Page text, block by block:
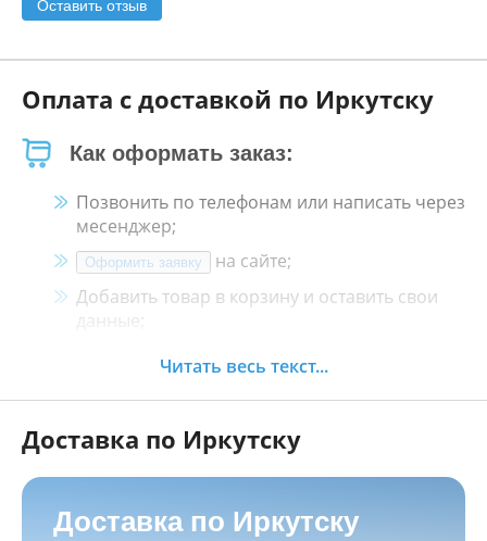
Оставить отзыв
Оплата с доставкой по Иркутску
Как оформать заказ:
Позвонить по телефонам или написать через
месенджер;
Оформить заявку
на сайте;
Добавить товар в корзину и оставить свои
данные;
Менеджер свяжется с Вами в течение 30
Как оплатить:
Наличными, пластиковой картой, кредитной
картой и картой ХАЛВА в кассе нашего
Читать весь текст...
Доставка по Иркутску
Доставка по Иркутску